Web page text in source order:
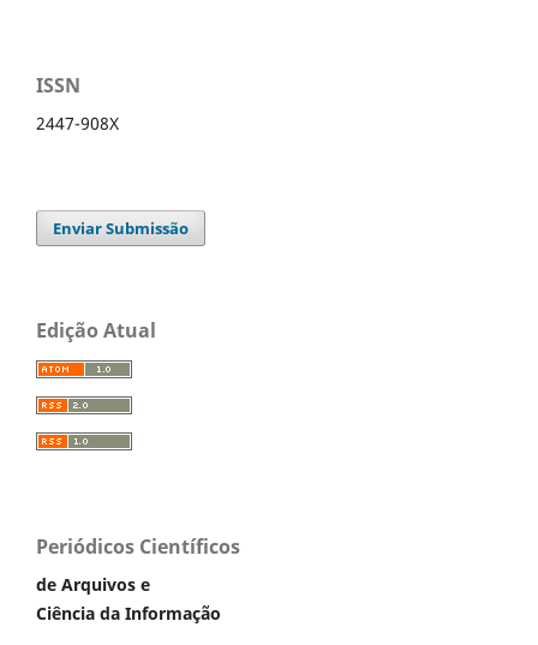
ISSN
2447-908X
Enviar Submissão
Edição Atual
Periódicos Científicos
de Arquivos e
Ciência da Informação